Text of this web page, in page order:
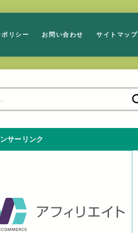
リシー お問い合わせ サイトマップ
サーリンク